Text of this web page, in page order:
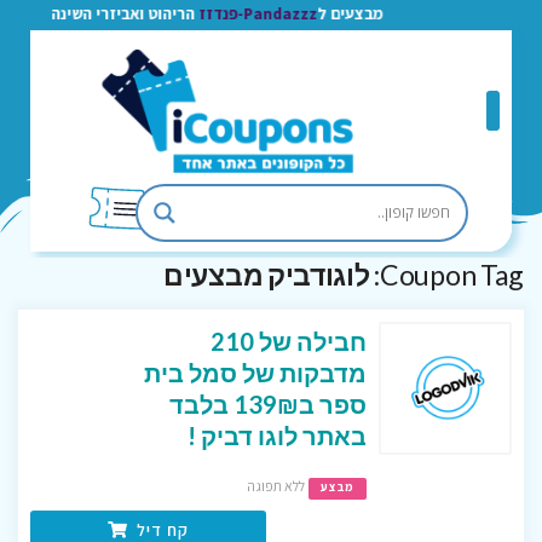
מבצעים ל Pandazzz-פנדזז הריהוט ואביזרי השינה
Coupon Tag: לוגודביק מבצעים
חבילה של 210
מדבקות של סמל בית
ספר ב139₪ בלבד
באתר לוגו דביק !
מבצע ללא תפוגה
קח דיל